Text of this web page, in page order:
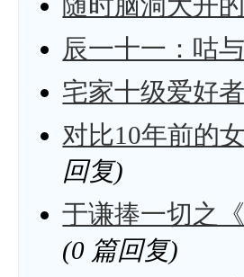
辰一十一：咕
宅家十级爱好
对比10年前的
回复)
于谦捧一切之
(0 篇回复)